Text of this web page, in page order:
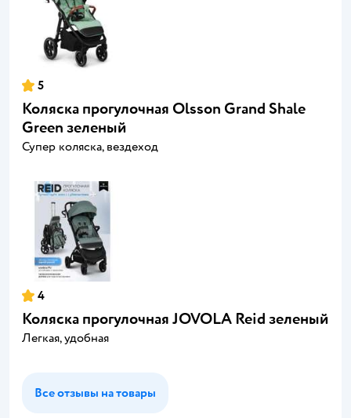
5
Коляска прогулочная Olsson Grand Shale
Green зеленый
Супер коляска, вездеход
4
Коляска прогулочная JOVOLA Reid зеленый
Легкая, удобная
Все отзывы на товары